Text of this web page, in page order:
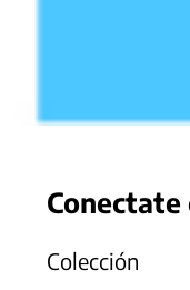
Conectate
Colección